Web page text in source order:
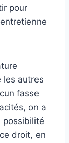
pour
les autres
fasse
on a
possibilité
droit, en